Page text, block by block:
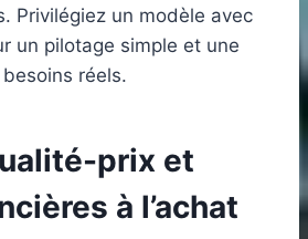
Privilégiez un modèle avec
un pilotage simple et une
réels.
prix et
à l’achat